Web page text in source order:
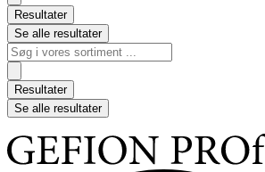
Resultater
Se alle resultater
Search
...
Resultater
Se alle resultater